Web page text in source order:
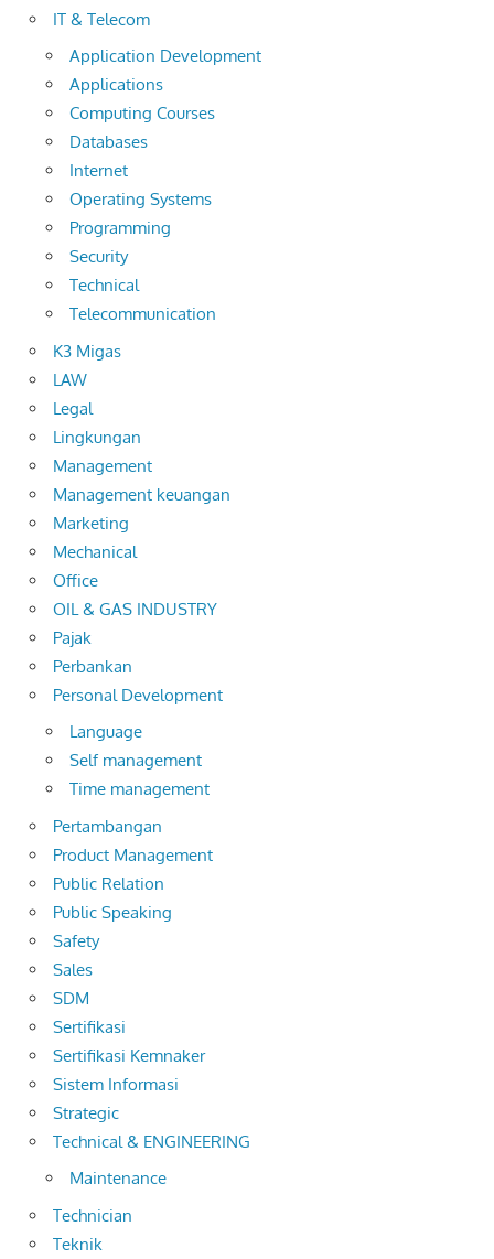
IT & Telecom
Application Development
Applications
Computing Courses
Databases
Internet
Operating Systems
Programming
Security
Technical
Telecommunication
K3 Migas
LAW
Legal
Lingkungan
Management
Management keuangan
Marketing
Mechanical
Office
OIL & GAS INDUSTRY
Pajak
Perbankan
Personal Development
Language
Self management
Time management
Pertambangan
Product Management
Public Relation
Public Speaking
Safety
Sales
SDM
Sertifikasi
Sertifikasi Kemnaker
Sistem Informasi
Strategic
Technical & ENGINEERING
Maintenance
Technician
Teknik